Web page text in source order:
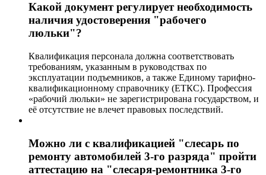
Какой документ регулирует необходимость
наличия удостоверения "рабочего
люльки"?
Квалификация персонала должна соответствовать
требованиям, указанным в руководствах по
эксплуатации подъемников, а также Единому тарифно-
квалификационному справочнику (ЕТКС). Профессия
«рабочий люльки» не зарегистрирована государством, и
её отсутствие не влечет правовых последствий.
Можно ли с квалификацией "слесарь по
ремонту автомобилей 3-го разряда" пройти
аттестацию на "слесаря-ремонтника 3-го